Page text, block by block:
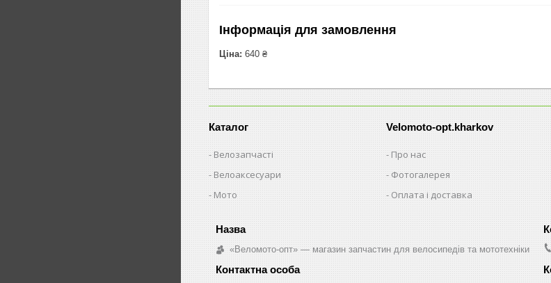
Інформація для замовлення
Ціна: 640 ₴
Каталог
Велозапчасті
Велоаксесуари
Мото
Velomoto-opt.kharkov
Про нас
Фотогалерея
Оплата і доставка
«Веломото-опт» — магазин запчастин для велосипедів та мототехніки